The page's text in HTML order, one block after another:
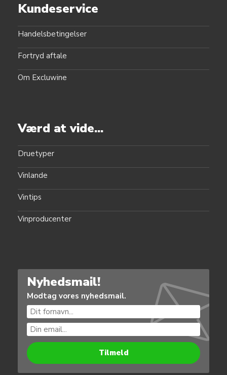
Kundeservice
Handelsbetingelser
Fortryd aftale
Om Excluwine
Værd at vide...
Druetyper
Vinlande
Vintips
Vinproducenter
Nyhedsmail!
Modtag vores nyhedsmail.